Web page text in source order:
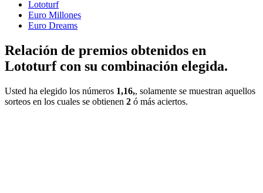
Lototurf
Euro Millones
Euro Dreams
Relación de premios obtenidos en
Lototurf con su combinación elegida.
Usted ha elegido los números 1,16,, solamente se muestran aquellos
sorteos en los cuales se obtienen 2 ó más aciertos.